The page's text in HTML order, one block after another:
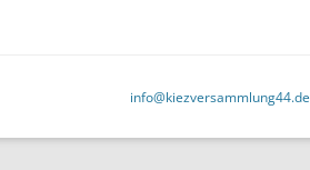
info@kiezversammlung44.de